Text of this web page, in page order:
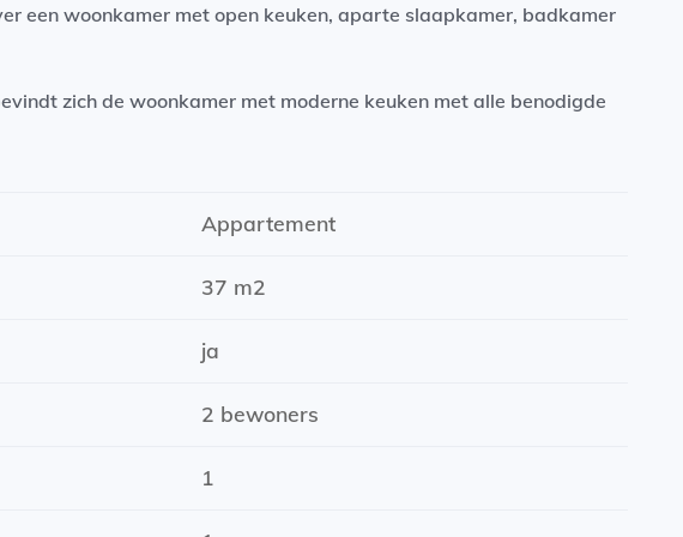
een woonkamer met open keuken, aparte slaapkamer, badkamer
zich de woonkamer met moderne keuken met alle benodigde
over een prachtig dakterras!
op een voortreffelijke plek in Groningen, aan de Oosterhamrikkade.
gekenmerkt als een openbaar zwembad. Inmiddels is het
de buurt gelegen.
Appartement
37 m2
ja
2 bewoners
1